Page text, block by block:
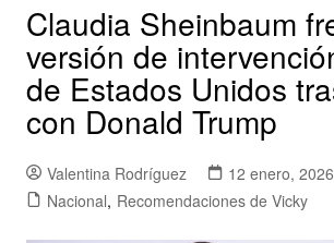
Claudia Sheinbaum
versión de
de Estados Unidos
con Donald Trump
Valentina Rodríguez
12 enero, 2026
Nacional, Recomendaciones de Vicky